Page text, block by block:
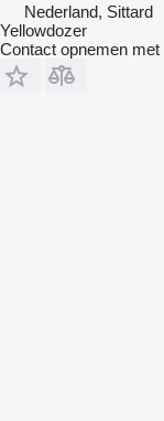
Nederland, Sittard
Yellowdozer
Contact opnemen